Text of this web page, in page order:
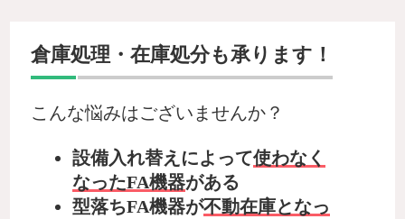
倉庫処理・在庫処分も承ります！
こんな悩みはございませんか？
設備入れ替えによって使わなく
なったFA機器がある
型落ちFA機器が不動在庫となっ